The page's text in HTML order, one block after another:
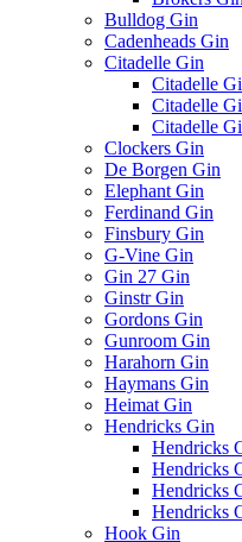
Bulldog Gin
Cadenheads Gin
Citadelle Gin
Citadelle
Citadelle
Citadelle
Clockers Gin
De Borgen Gin
Elephant Gin
Ferdinand Gin
Finsbury Gin
G-Vine Gin
Gin 27 Gin
Ginstr Gin
Gordons Gin
Gunroom Gin
Harahorn Gin
Haymans Gin
Heimat Gin
Hendricks Gin
Hendricks
Hendricks
Hendricks
Hendricks
Hook Gin